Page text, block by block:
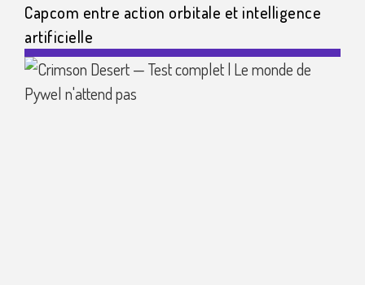
Capcom entre action orbitale et intelligence
artificielle